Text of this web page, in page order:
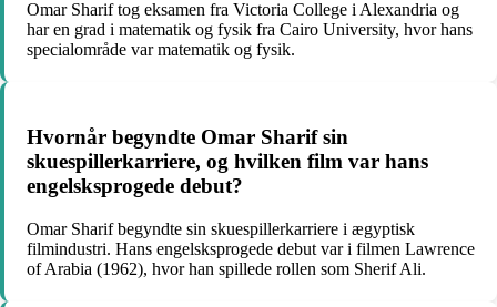
Omar Sharif tog eksamen fra Victoria College i Alexandria og
har en grad i matematik og fysik fra Cairo University, hvor hans
specialområde var matematik og fysik.
Hvornår begyndte Omar Sharif sin
skuespillerkarriere, og hvilken film var hans
engelsksprogede debut?
Omar Sharif begyndte sin skuespillerkarriere i ægyptisk
filmindustri. Hans engelsksprogede debut var i filmen Lawrence
of Arabia (1962), hvor han spillede rollen som Sherif Ali.